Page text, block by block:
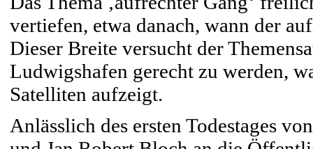
vertiefen, etwa danach, wann der
Dieser Breite versucht der
Ludwigshafen gerecht zu werden,
Satelliten aufzeigt.
Anlässlich des ersten Todestages